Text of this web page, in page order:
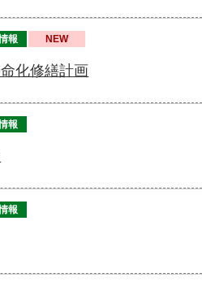
報 NEW
化修繕計画
報
報